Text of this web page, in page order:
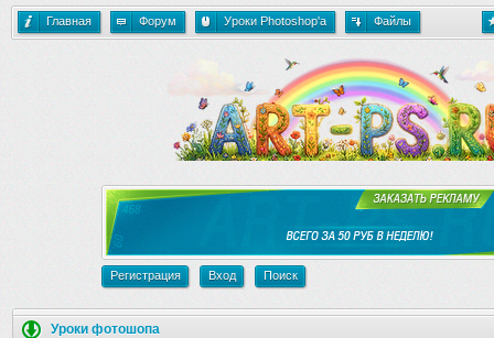
Главная Форум Уроки Photoshop'a Файлы
Регистрация Вход Поиск
Уроки фотошопа